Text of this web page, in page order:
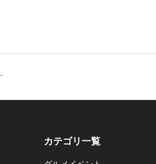
カテゴリ一覧